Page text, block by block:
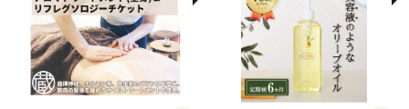
個性豊かな七郷(ななさと)が、あなたをお待ちしていま
す。
まずは返礼品で郡上の魅力をお楽しみいただき、その上